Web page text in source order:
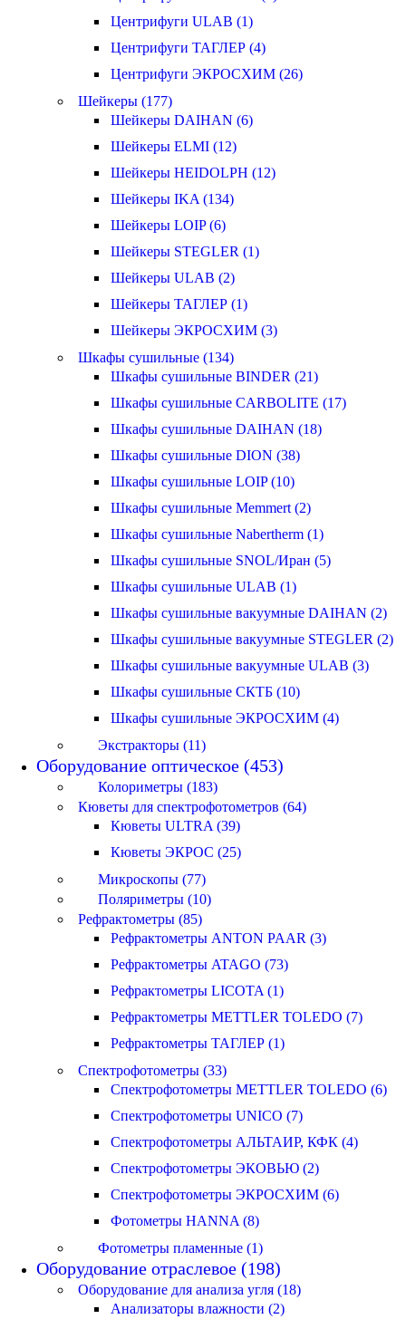
Центрифуги ULAB (1)
Центрифуги ТАГЛЕР (4)
Центрифуги ЭКРОСХИМ (26)
Шейкеры (177)
Шейкеры DAIHAN (6)
Шейкеры ELMI (12)
Шейкеры HEIDOLPH (12)
Шейкеры IKA (134)
Шейкеры LOIP (6)
Шейкеры STEGLER (1)
Шейкеры ULAB (2)
Шейкеры ТАГЛЕР (1)
Шейкеры ЭКРОСХИМ (3)
Шкафы сушильные (134)
Шкафы сушильные BINDER (21)
Шкафы сушильные CARBOLITE (17)
Шкафы сушильные DAIHAN (18)
Шкафы сушильные DION (38)
Шкафы сушильные LOIP (10)
Шкафы сушильные Memmert (2)
Шкафы сушильные Nabertherm (1)
Шкафы сушильные SNOL/Иран (5)
Шкафы сушильные ULAB (1)
Шкафы сушильные вакуумные DAIHAN (2)
Шкафы сушильные вакуумные STEGLER (2)
Шкафы сушильные вакуумные ULAB (3)
Шкафы сушильные СКТБ (10)
Шкафы сушильные ЭКРОСХИМ (4)
Экстракторы (11)
Оборудование оптическое (453)
Колориметры (183)
Кюветы для спектрофотометров (64)
Кюветы ULTRA (39)
Кюветы ЭКРОС (25)
Микроскопы (77)
Поляриметры (10)
Рефрактометры (85)
Рефрактометры ANTON PAAR (3)
Рефрактометры ATAGO (73)
Рефрактометры LICOTA (1)
Рефрактометры METTLER TOLEDO (7)
Рефрактометры ТАГЛЕР (1)
Спектрофотометры (33)
Спектрофотометры METTLER TOLEDO (6)
Спектрофотометры UNICO (7)
Спектрофотометры АЛЬТАИР, КФК (4)
Спектрофотометры ЭКОВЬЮ (2)
Спектрофотометры ЭКРОСХИМ (6)
Фотометры HANNA (8)
Фотометры пламенные (1)
Оборудование отраслевое (198)
Оборудование для анализа угля (18)
Анализаторы влажности (2)